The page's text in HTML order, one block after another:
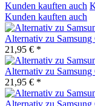
Kunden kauften auch
Kunden kauften auch
Alternativ zu
21,95 € *
Alternativ zu
21,95 € *